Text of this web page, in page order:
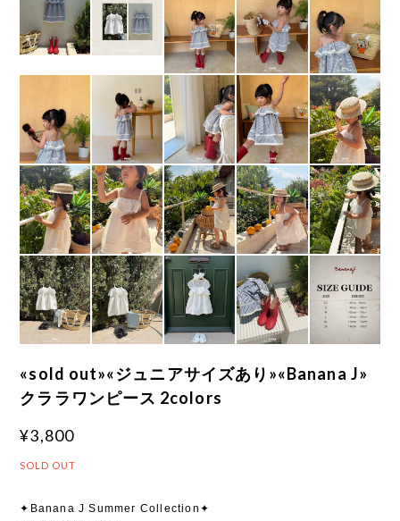
«sold out»«ジュニアサイズあり»«Banana J»
クララワンピース 2colors
¥3,800
SOLD OUT
✦Banana J Summer Collection✦